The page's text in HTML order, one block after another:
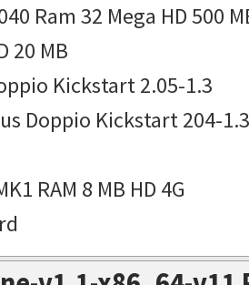
Ram 32 Mega HD 500
20 MB
Kickstart 2.05-1.3
Doppio Kickstart 204-
RAM 8 MB HD 4G